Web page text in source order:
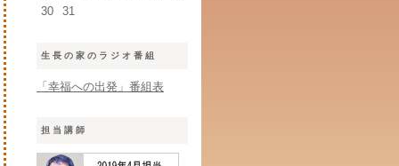
30
31
生長の家のラジオ番組
「幸福への出発」番組表
担当講師